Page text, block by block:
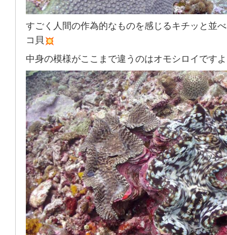
すごく人間の作為的なものを感じるキチッと並
コ貝
中身の模様がここまで違うのはオモシロイです